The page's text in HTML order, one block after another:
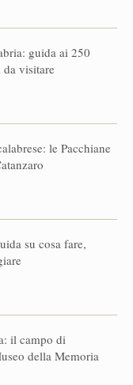
guida ai 250
visitare
le Pacchiane
su cosa fare,
il campo di
della Memoria